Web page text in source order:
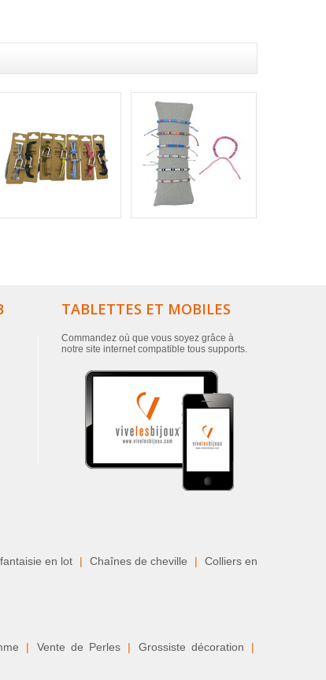
TABLETTES ET MOBILES
Commandez où que vous soyez grâce à
notre site internet compatible tous supports.
en lot | Chaînes de cheville |
Colliers en
| Vente de Perles | Grossiste décoration
|